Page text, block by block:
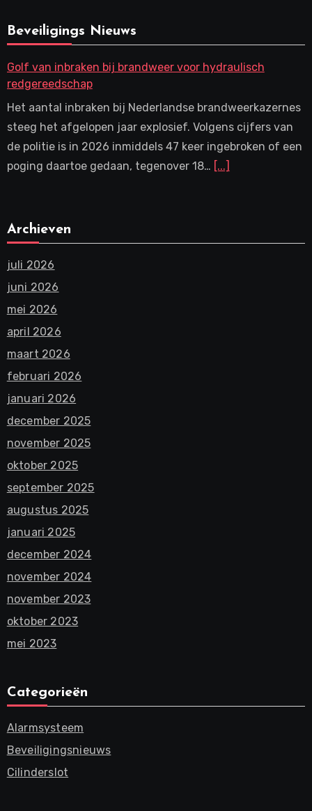
Beveiligings Nieuws
Golf van inbraken bij brandweer voor hydraulisch
redgereedschap
Het aantal inbraken bij Nederlandse brandweerkazernes
steeg het afgelopen jaar explosief. Volgens cijfers van
de politie is in 2026 inmiddels 47 keer ingebroken of een
poging daartoe gedaan, tegenover 18… [...]
Archieven
juli 2026
juni 2026
mei 2026
april 2026
maart 2026
februari 2026
januari 2026
december 2025
november 2025
oktober 2025
september 2025
augustus 2025
januari 2025
december 2024
november 2024
november 2023
oktober 2023
mei 2023
Categorieën
Alarmsysteem
Beveiligingsnieuws
Cilinderslot